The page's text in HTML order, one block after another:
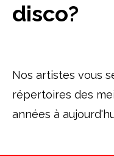
disco?
Nos artistes vous
répertoires des
années à